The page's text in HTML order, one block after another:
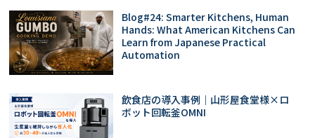
Blog#24: Smarter Kitchens, Human
Hands: What American Kitchens Can
Learn from Japanese Practical
Automation
飲食店の導入事例｜山形屋食堂様×ロ
ボット回転釜OMNI